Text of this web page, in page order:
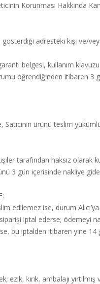
Korunması
gösterdiği adresteki kişi
belgesi, kullanım
öğrendiğinden itibaren
Satıcının ürünü teslim
tarafından haksız olarak
3 gün içerisinde nakliye
edilemez ise, durum
iptal ederse; ödemeyi
bu iptalden itibaren yine 14
kırık, ambalajı